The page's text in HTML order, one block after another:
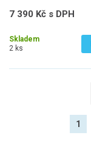
7 390 Kč s DPH
Skladem
2 ks
1